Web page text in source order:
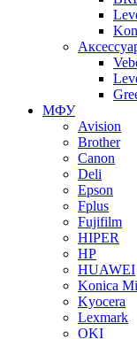
МФУ
Avision
Brother
Canon
Deli
Epson
Fplus
Fujifilm
HIPER
HP
HUAWEI
Konica
Kyocera
Lexmark
OKI